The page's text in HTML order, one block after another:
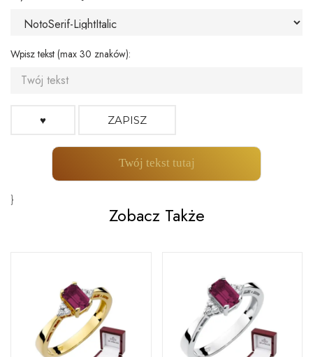
Wpisz tekst (max 30 znaków):
♥ ZAPISZ
Twój tekst tutaj
}
Zobacz Także